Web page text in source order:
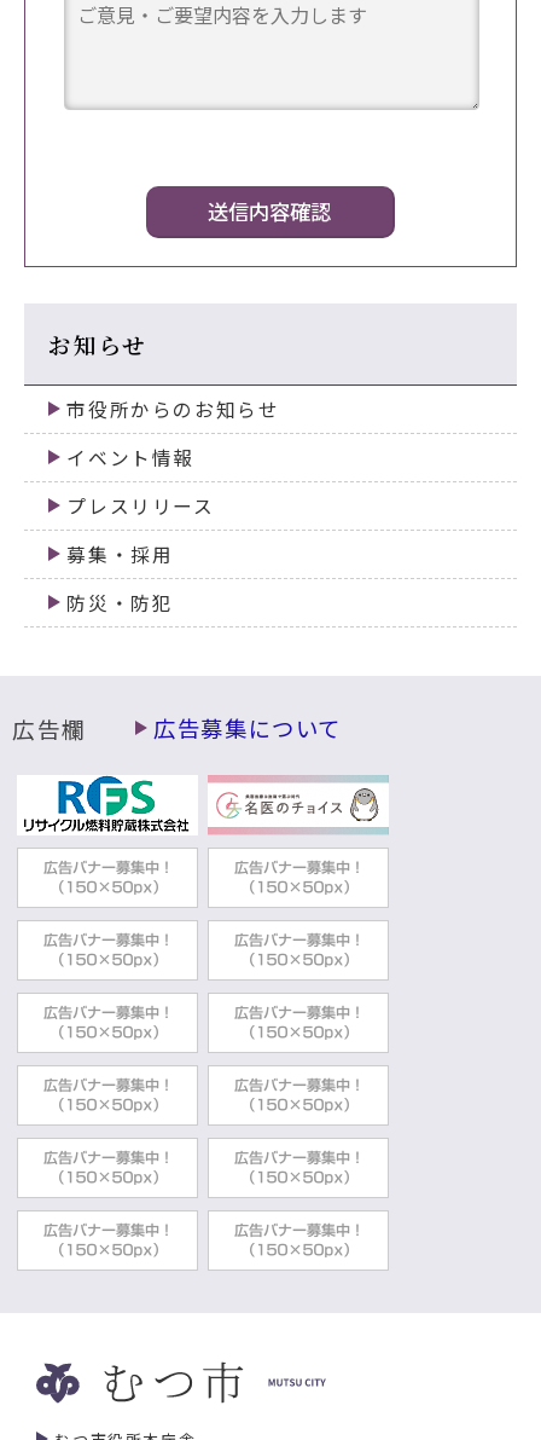
お知らせ
市役所からのお知らせ
イベント情報
プレスリリース
募集・採用
防災・防犯
広告欄 広告募集について